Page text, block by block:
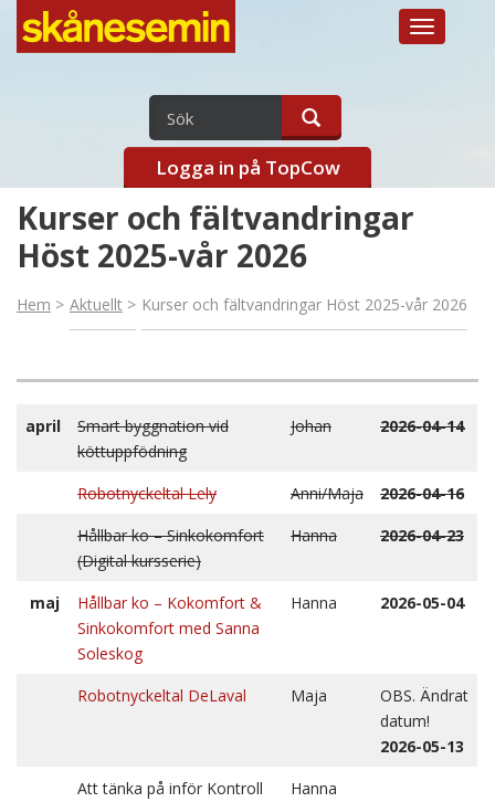
Toggle
Logga in på TopCow
Kurser och fältvandringar
Höst 2025-vår 2026
Hem Aktuellt Kurser och fältvandringar Höst 2025-vår 2026
april
Smart byggnation vid
köttuppfödning
Johan 2026-04-14
Robotnyckeltal Lely Anni/Maja
2026-04-16
Hållbar ko – Sinkokomfort
(Digital kursserie)
Hanna 2026-04-23
maj
Hållbar ko – Kokomfort &
Sinkokomfort med Sanna
Soleskog
Hanna 2026-05-04
Robotnyckeltal DeLaval Maja
OBS. Ändrat
datum!
2026-05-13
Att tänka på inför Kontroll
Hanna